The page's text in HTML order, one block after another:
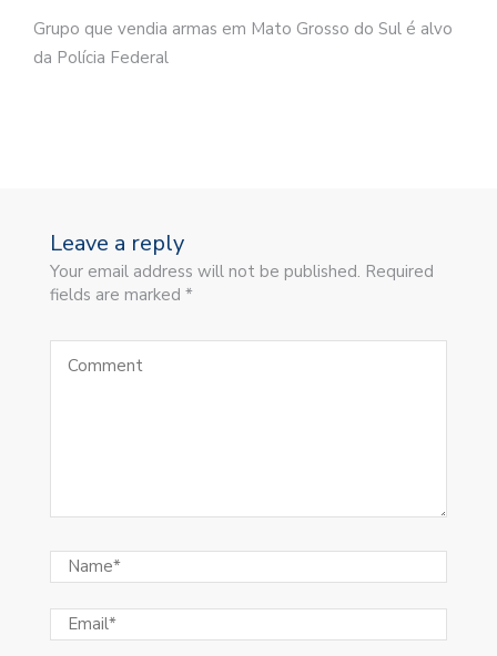
Grupo que vendia armas em Mato Grosso do Sul é alvo
da Polícia Federal
Leave a reply
Your email address will not be published. Required
fields are marked *